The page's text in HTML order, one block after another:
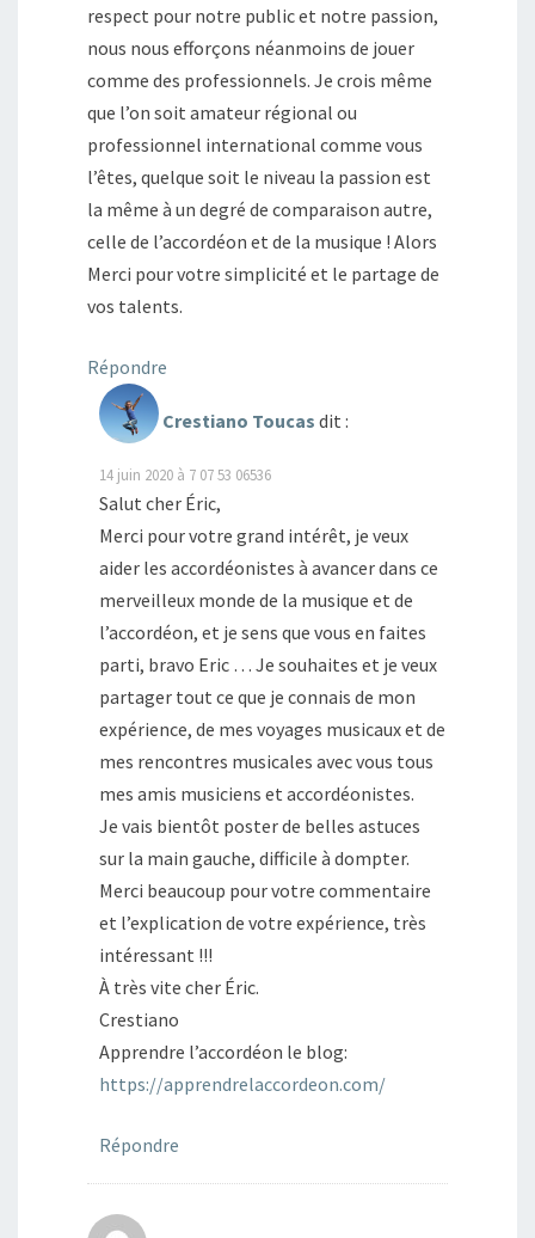
respect pour notre public et notre passion,
nous nous efforçons néanmoins de jouer
comme des professionnels. Je crois même
que l’on soit amateur régional ou
professionnel international comme vous
l’êtes, quelque soit le niveau la passion est
la même à un degré de comparaison autre,
celle de l’accordéon et de la musique ! Alors
Merci pour votre simplicité et le partage de
vos talents.
Répondre
Crestiano Toucas dit :
14 juin 2020 à 7 07 53 06536
Salut cher Éric,
Merci pour votre grand intérêt, je veux
aider les accordéonistes à avancer dans ce
merveilleux monde de la musique et de
l’accordéon, et je sens que vous en faites
parti, bravo Eric … Je souhaites et je veux
partager tout ce que je connais de mon
expérience, de mes voyages musicaux et de
mes rencontres musicales avec vous tous
mes amis musiciens et accordéonistes.
Je vais bientôt poster de belles astuces
sur la main gauche, difficile à dompter.
Merci beaucoup pour votre commentaire
et l’explication de votre expérience, très
intéressant !!!
À très vite cher Éric.
Crestiano
Apprendre l’accordéon le blog:
https://apprendrelaccordeon.com/
Répondre